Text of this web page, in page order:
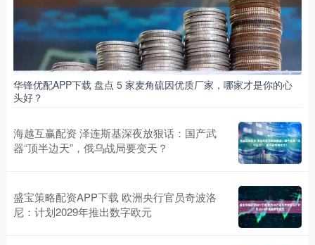
华锋优配APP下载 盘点 5 家麦角硫因优质厂家，哪家才是你的心
头好？
海越互赢配资 泽连斯基深夜放狠话：国产武
器“顶半边天”，俄乌战局要变天？
盛宝策略配资APP下载 欧洲央行官员奇波洛
尼：计划2029年推出数字欧元